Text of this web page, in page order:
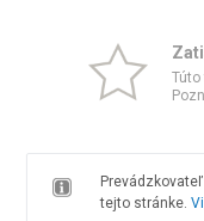
tejto stránke.